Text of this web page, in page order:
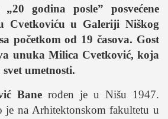
godina posle” posvećene
Cvetkoviću u Galeriji Niškog
početkom od 19 časova. Gost
unuka Milica Cvetković, koja
umetnosti.
Bane rođen je u Nišu 1947.
je na Arhitektonskom fakultetu u